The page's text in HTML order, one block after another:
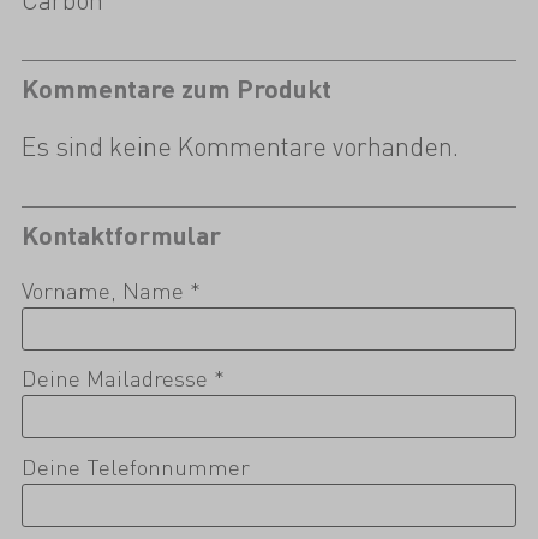
Kommentare zum Produkt
Es sind keine Kommentare vorhanden.
Kontaktformular
Vorname, Name *
Deine Mailadresse *
Deine Telefonnummer